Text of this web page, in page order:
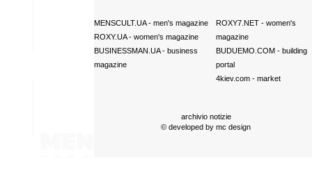
MENSCULT.UA- men's magazine
ROXY.UA- women's magazine
BUSINESSMAN.UA- business
magazine
ROXY7.NET- women's
magazine
BUDUEMO.COM- building
portal
4kiev.com- market
archivio notizie
© developed by mc design